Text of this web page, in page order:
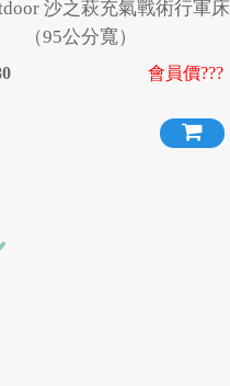
沙之萩充氣戰術行軍床
（95公分寬）
會員價???